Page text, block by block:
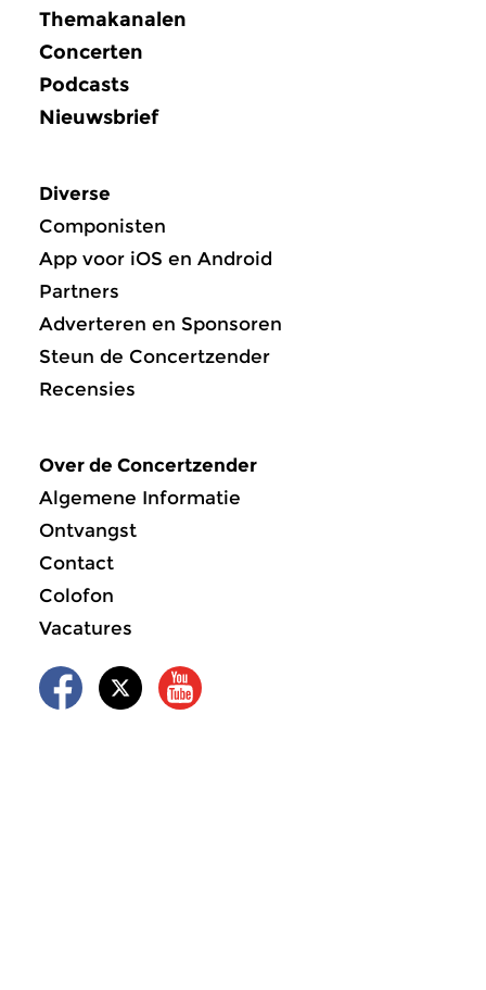
Themakanalen
Concerten
Podcasts
Nieuwsbrief
Diverse
Componisten
App voor iOS en Android
Partners
Adverteren en Sponsoren
Steun de Concertzender
Recensies
Over de Concertzender
Algemene Informatie
Ontvangst
Contact
Colofon
Vacatures